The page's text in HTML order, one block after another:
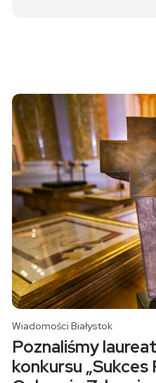
Wiadomości Białystok
Poznaliśmy
konkursu „Sukces